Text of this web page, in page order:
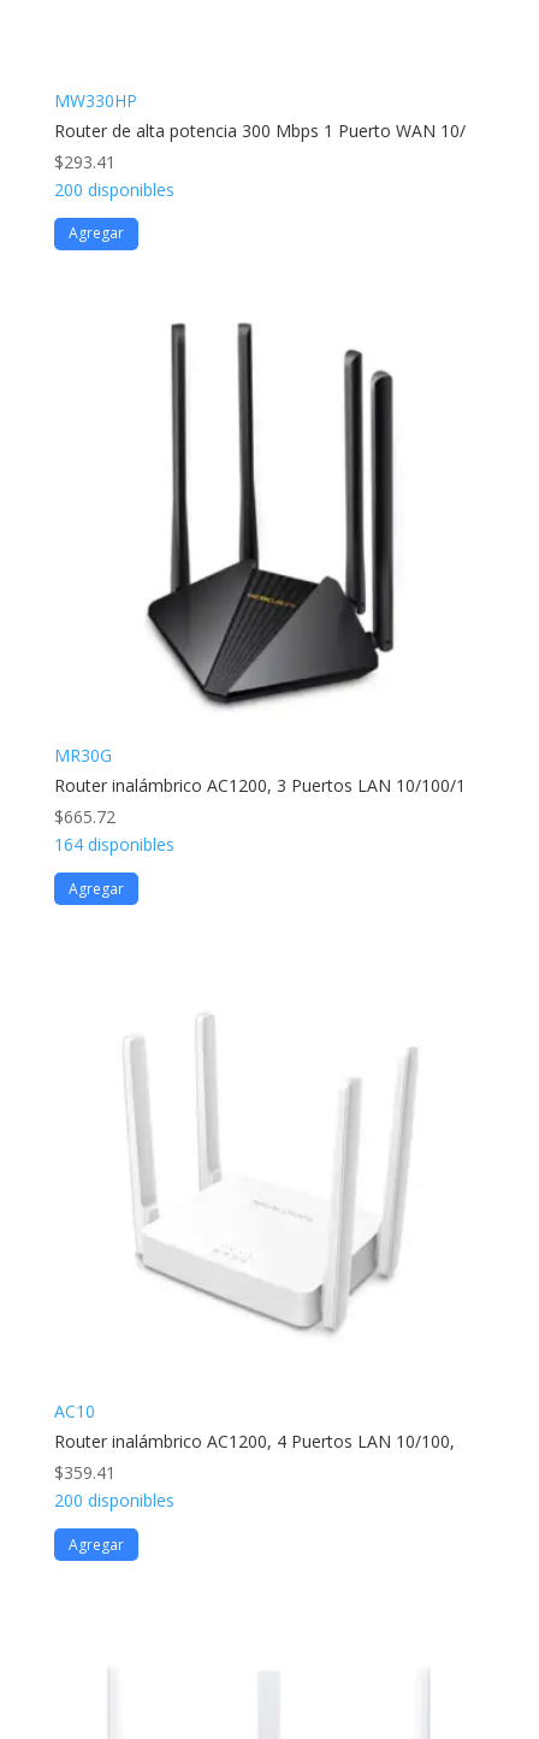
MW330HP
Router de alta potencia 300 Mbps 1 Puerto WAN 10/
$293.41
200 disponibles
Agregar
MR30G
Router inalámbrico AC1200, 3 Puertos LAN 10/100/1
$665.72
164 disponibles
Agregar
AC10
Router inalámbrico AC1200, 4 Puertos LAN 10/100,
$359.41
200 disponibles
Agregar